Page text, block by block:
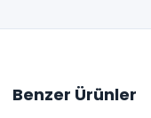
Benzer Ürünler